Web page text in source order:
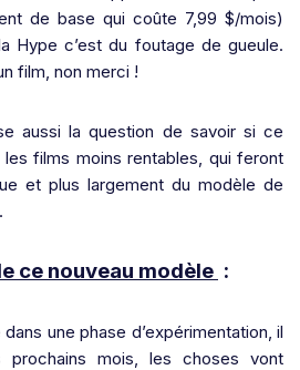
de base qui coûte 7,99 $/mois)
Hype c’est du foutage de gueule.
film, non merci !
aussi la question de savoir si ce
films moins rentables, qui feront
et plus largement du modèle de
ce nouveau modèle :
une phase d’expérimentation, il
mois, les choses vont